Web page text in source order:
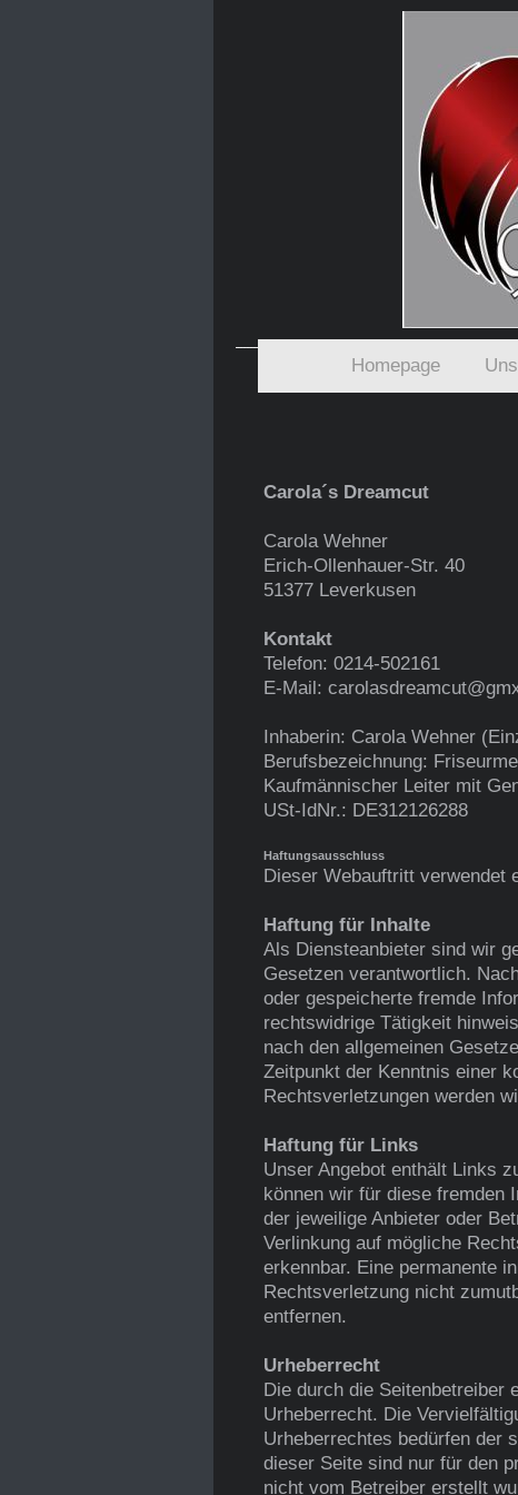
Homepage
Carola´s Dreamcut
Carola Wehner
Erich-Ollenhauer-Str. 40
51377 Leverkusen
Kontakt
Telefon: 0214-502161
E-Mail:
Inhaberin: Carola Wehner
Berufsbezeichnung:
Kaufmännischer Leiter mit
USt-IdNr.: DE312126288
Haftungsausschluss
Dieser Webauftritt verwendet
Haftung für Inhalte
Als Diensteanbieter sind wir
Gesetzen verantwortlich.
oder gespeicherte fremde
rechtswidrige Tätigkeit
nach den allgemeinen
Zeitpunkt der Kenntnis einer
Rechtsverletzungen werden
Haftung für Links
Unser Angebot enthält Links
können wir für diese fremden
der jeweilige Anbieter oder
Verlinkung auf mögliche
erkennbar. Eine permanente
Rechtsverletzung nicht
entfernen.
Urheberrecht
Die durch die Seitenbetreiber
Urheberrecht. Die
Urheberrechtes bedürfen der
dieser Seite sind nur für den
nicht vom Betreiber erstellt